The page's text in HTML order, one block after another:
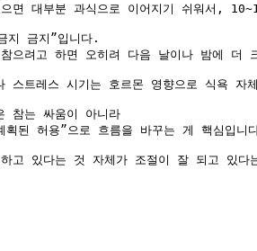
면 대부분 과식으로 이어지기 쉬워서,
지 금지”입니다.
으려고 하면 오히려 다음 날이나 밤에
스트레스 시기는 호르몬 영향으로 식욕
참는 싸움이 아니라
된 허용”으로 흐름을 바꾸는 게 핵심입니
고 있다는 것 자체가 조절이 잘 되고 있다